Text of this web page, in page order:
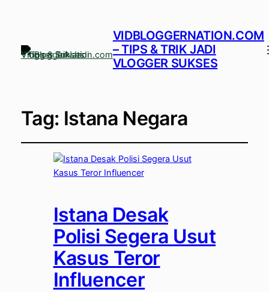
VIDBLOGGERNATION.COM
– TIPS & TRIK JADI
VLOGGER SUKSES
Tag: Istana Negara
Istana Desak
Polisi Segera Usut
Kasus Teror
Influencer